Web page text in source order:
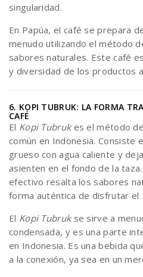
singularidad.
En Papúa, el café se prepara
menudo utilizando el método
sabores naturales. Este café
y diversidad de los productos
6. KOPI TUBRUK: LA FORMA
CAFÉ
El Kopi Tubrukes el método
común en Indonesia. Consiste
grueso con agua caliente y
asienten en el fondo de la
efectivo resalta los sabores
forma auténtica de disfrutar el
El Kopi Tubrukse sirve a
condensada, y es una parte
en Indonesia. Es una bebida
a la conexión, ya sea en un